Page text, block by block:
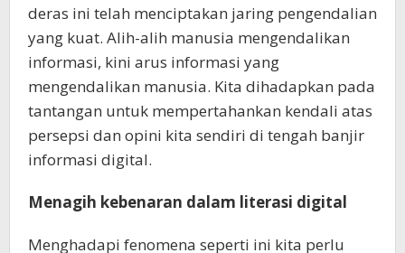
deras ini telah menciptakan jaring pengendalian
yang kuat. Alih-alih manusia mengendalikan
informasi, kini arus informasi yang
mengendalikan manusia. Kita dihadapkan pada
tantangan untuk mempertahankan kendali atas
persepsi dan opini kita sendiri di tengah banjir
informasi digital.
Menagih kebenaran dalam literasi digital
Menghadapi fenomena seperti ini kita perlu